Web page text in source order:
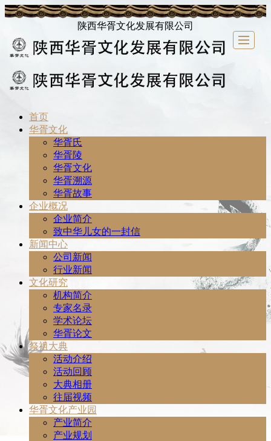
陕西华胥文化发展有限公司
首页 华胥文化
首页
华胥文化
华胥氏
华胥陵
华胥文化
华胥溯源
华胥故事
企业概况
企业简介
致中华儿女的一封信
新闻中心
公司新闻
行业新闻
文化研究
机构简介
专家名录
学术论坛
华胥论文
祭祖大典
活动介绍
活动回顾
大典相册
往届视频
华胥文化产业园
产业简介
产业规划